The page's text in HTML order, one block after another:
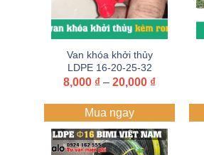
Van khóa khởi thủy
LDPE 16-20-25-32
kèm ron lấy sỉ
097.447.0804
8,000 ₫ – 20,000 ₫Khoảng
từ
đến
20,000 ₫
Mua ngay